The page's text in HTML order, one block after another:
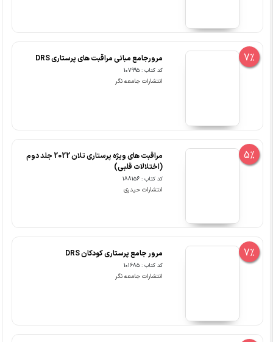
7% مرورجامع مبانی مراقبت های پرستاری DRS
کد کتاب : 107995
انتشارات جامعه نگر
5%
مراقبت های ویژه پرستاری تلان 2022 جلد دوم
(اختلالات قلبی)
کد کتاب : 188156
انتشارات حیدری
7% مرور جامع پرستاری کودکان DRS
کد کتاب : 101685
انتشارات جامعه نگر